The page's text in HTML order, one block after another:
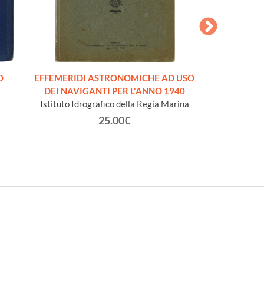
EFFEMERIDI ASTRONOMICHE AD USO
DEI NAVIGANTI PER L'ANNO 1940
Istituto Idrografico della Regia Marina
25.00€